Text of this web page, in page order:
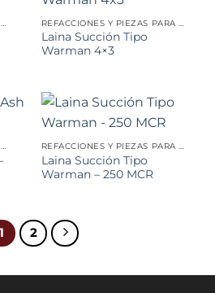
Laina Succión Tipo
Warman 4×3
REFACCIONES Y PIEZAS PARA MINERÍA REFACCIONES Y PIEZAS PARA MINERÍA
Laina Succión Tipo
Warman – 250 MCR
1 2